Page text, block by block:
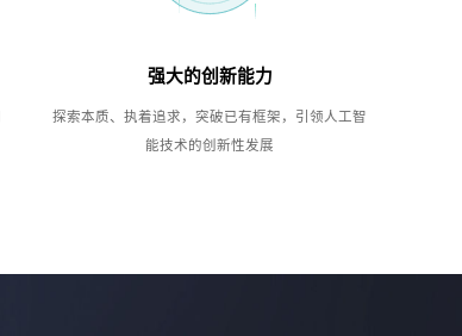
强大的创新能力
探索本质、执着追求，突破已有框架，引领人工智
能技术的创新性发展